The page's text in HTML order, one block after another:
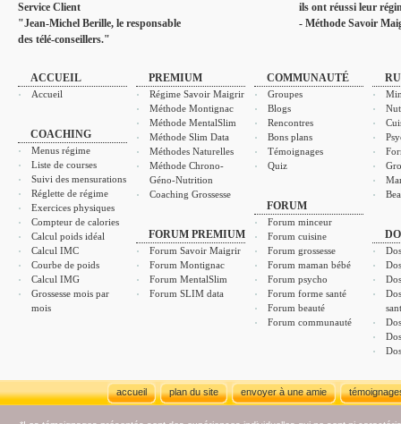
Service Client
"Jean-Michel Berille, le responsable
des télé-conseillers."
ils ont réussi leur
- Méthode Savoir
ACCUEIL
Accueil
COACHING
Menus régime
Liste de courses
Suivi des mensurations
Réglette de régime
Exercices physiques
Compteur de calories
Calcul poids idéal
Calcul IMC
Courbe de poids
Calcul IMG
Grossesse mois par
mois
PREMIUM
Régime Savoir Maigrir
Méthode Montignac
Méthode MentalSlim
Méthode Slim Data
Méthodes Naturelles
Méthode Chrono-
Géno-Nutrition
Coaching Grossesse
FORUM PREMIUM
Forum Savoir Maigrir
Forum Montignac
Forum MentalSlim
Forum SLIM data
COMMUNAUTÉ
Groupes
Blogs
Rencontres
Bons plans
Témoignages
Quiz
FORUM
Forum minceur
Forum cuisine
Forum grossesse
Forum maman bébé
Forum psycho
Forum forme santé
Forum beauté
Forum communauté
accueil plan du site envoyer à une amie